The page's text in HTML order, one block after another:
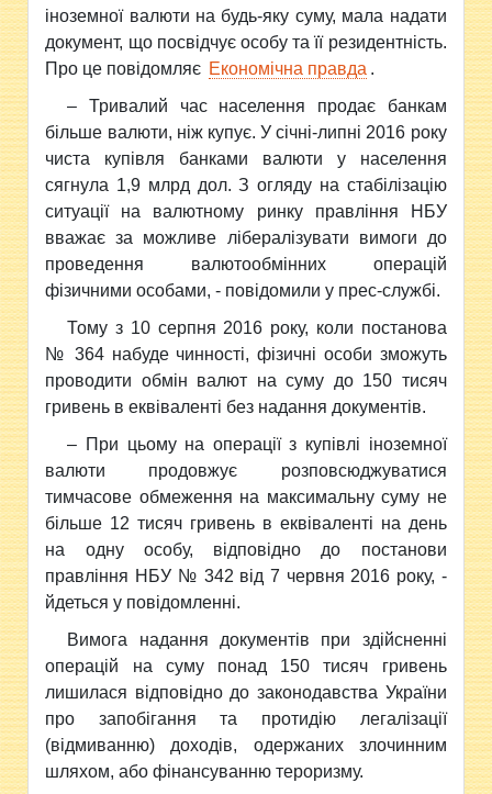
іноземної валюти на будь-яку суму, мала надати
документ, що посвідчує особу та її резидентність.
Про це повідомляє Економічна правда .
– Тривалий час населення продає банкам
більше валюти, ніж купує. У січні-липні 2016 року
чиста купівля банками валюти у населення
сягнула 1,9 млрд дол. З огляду на стабілізацію
ситуації на валютному ринку правління НБУ
вважає за можливе лібералізувати вимоги до
проведення валютообмінних операцій
фізичними особами, - повідомили у прес-службі.
Тому з 10 серпня 2016 року, коли постанова
№ 364 набуде чинності, фізичні особи зможуть
проводити обмін валют на суму до 150 тисяч
гривень в еквіваленті без надання документів.
– При цьому на операції з купівлі іноземної
валюти продовжує розповсюджуватися
тимчасове обмеження на максимальну суму не
більше 12 тисяч гривень в еквіваленті на день
на одну особу, відповідно до постанови
правління НБУ № 342 від 7 червня 2016 року, -
йдеться у повідомленні.
Вимога надання документів при здійсненні
операцій на суму понад 150 тисяч гривень
лишилася відповідно до законодавства України
про запобігання та протидію легалізації
(відмиванню) доходів, одержаних злочинним
шляхом, або фінансуванню тероризму.